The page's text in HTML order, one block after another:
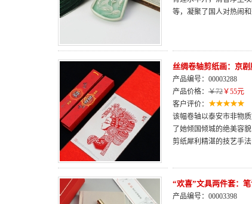
等，凝聚了国人对热闹
丝绸卷轴剪纸画：京剧
产品编号：00003288
产品价格： ￥72￥55元
客户评价：
该幅卷轴以泰安市非物
了她倾国倾城的绝美容
剪纸犀利精湛的技艺手
“欢喜”文具两件套：
产品编号：00003398